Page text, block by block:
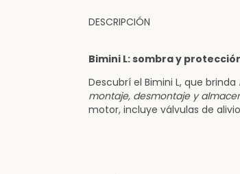
DESCRIPCIÓN
Bimini L: sombra y
Descubrí el Bimini L, que brinda
montaje, desmontaje y
motor, incluye válvulas de